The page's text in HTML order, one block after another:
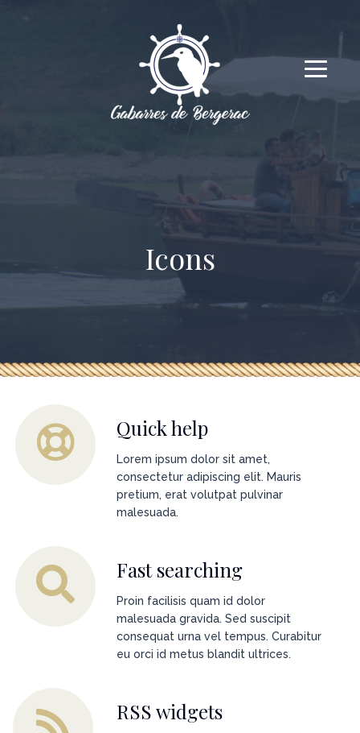
Icons
Quick help
Lorem ipsum dolor sit amet,
consectetur adipiscing elit. Mauris
pretium, erat volutpat pulvinar
malesuada.
Fast searching
Proin facilisis quam id dolor
malesuada gravida. Sed suscipit
consequat urna vel tempus. Curabitur
eu orci id metus blandit ultrices.
RSS widgets